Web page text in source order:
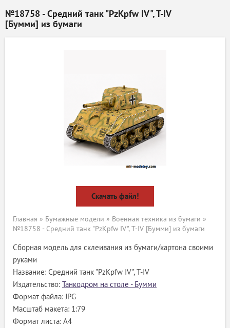
№18758 - Средний танк "PzKpfw IV", T-IV
[Бумми] из бумаги
Скачать файл!
Главная » Бумажные модели » Военная техника из бумаги »
№18758 - Средний танк "PzKpfw IV", T-IV [Бумми] из бумаги
Сборная модель для склеивания из бумаги/картона своими
руками
Название: Средний танк "PzKpfw IV", T-IV
Издательство: Танкодром на столе - Бумми
Формат файла: JPG
Масштаб макета: 1:79
Формат листа: А4